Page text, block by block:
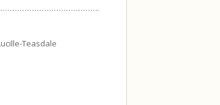
Teasdale